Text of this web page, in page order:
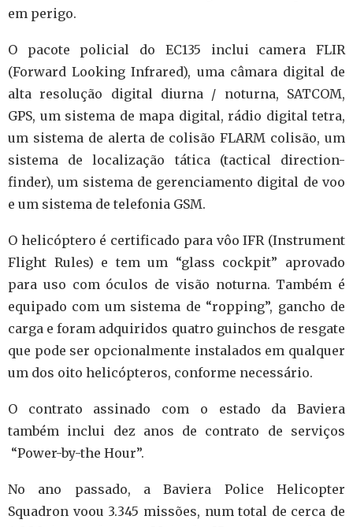
em perigo.
O pacote policial do EC135 inclui camera FLIR
(Forward Looking Infrared), uma câmara digital de
alta resolução digital diurna / noturna, SATCOM,
GPS, um sistema de mapa digital, rádio digital tetra,
um sistema de alerta de colisão FLARM colisão, um
sistema de localização tática (tactical direction-
finder), um sistema de gerenciamento digital de voo
e um sistema de telefonia GSM.
O helicóptero é certificado para vôo IFR (Instrument
Flight Rules) e tem um “glass cockpit” aprovado
para uso com óculos de visão noturna. Também é
equipado com um sistema de “ropping”, gancho de
carga e foram adquiridos quatro guinchos de resgate
que pode ser opcionalmente instalados em qualquer
um dos oito helicópteros, conforme necessário.
O contrato assinado com o estado da Baviera
também inclui dez anos de contrato de serviços
“Power-by-the Hour”.
No ano passado, a Baviera Police Helicopter
Squadron voou 3.345 missões, num total de cerca de